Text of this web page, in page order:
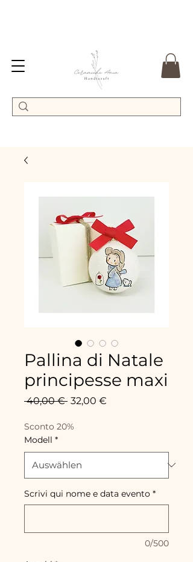
Pallina di Natale
principesse maxi
40,00 € Standardpreis
32,00 €
Sconto 20%
Modell *
Scrivi qui nome e data evento *
0/500